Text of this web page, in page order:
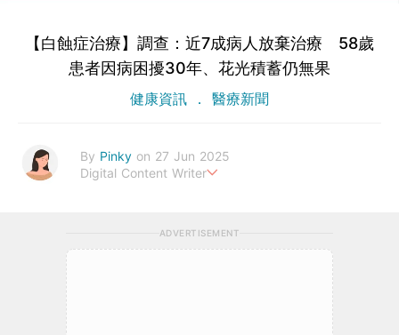
【白蝕症治療】調查：近7成病人放棄治療 58歲
患者因病困擾30年、花光積蓄仍無果
健康資訊 醫療新聞
By Pinky on 27 Jun 2025
Digital Content Writer
ADVERTISEMENT